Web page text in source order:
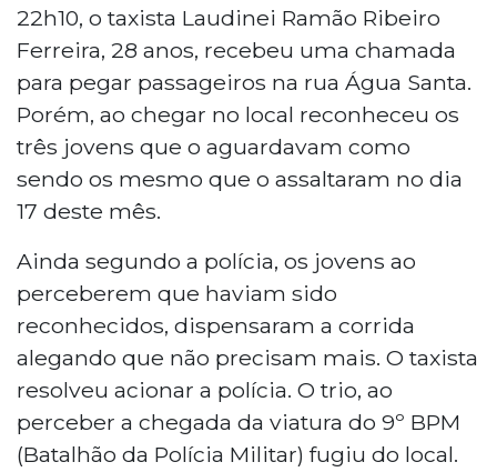
22h10, o taxista Laudinei Ramão Ribeiro
Ferreira, 28 anos, recebeu uma chamada
para pegar passageiros na rua Água Santa.
Porém, ao chegar no local reconheceu os
três jovens que o aguardavam como
sendo os mesmo que o assaltaram no dia
17 deste mês.
Ainda segundo a polícia, os jovens ao
perceberem que haviam sido
reconhecidos, dispensaram a corrida
alegando que não precisam mais. O taxista
resolveu acionar a polícia. O trio, ao
perceber a chegada da viatura do 9º BPM
(Batalhão da Polícia Militar) fugiu do local.